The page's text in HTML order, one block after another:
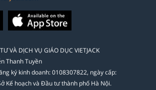
VÀ DỊCH VỤ GIÁO DỤC VIETJACK
Thanh Tuyền
ký kinh doanh: 0108307822, ngày cấp:
Kế hoạch và Đầu tư thành phố Hà Nội.